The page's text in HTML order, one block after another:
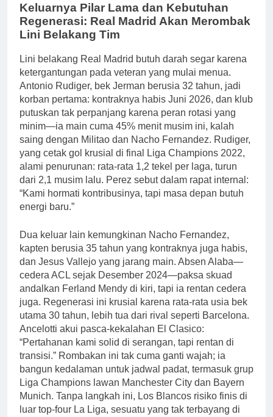
Keluarnya Pilar Lama dan Kebutuhan
Regenerasi: Real Madrid Akan Merombak
Lini Belakang Tim
Lini belakang Real Madrid butuh darah segar karena
ketergantungan pada veteran yang mulai menua.
Antonio Rudiger, bek Jerman berusia 32 tahun, jadi
korban pertama: kontraknya habis Juni 2026, dan klub
putuskan tak perpanjang karena peran rotasi yang
minim—ia main cuma 45% menit musim ini, kalah
saing dengan Militao dan Nacho Fernandez. Rudiger,
yang cetak gol krusial di final Liga Champions 2022,
alami penurunan: rata-rata 1,2 tekel per laga, turun
dari 2,1 musim lalu. Perez sebut dalam rapat internal:
“Kami hormati kontribusinya, tapi masa depan butuh
energi baru.”
Dua keluar lain kemungkinan Nacho Fernandez,
kapten berusia 35 tahun yang kontraknya juga habis,
dan Jesus Vallejo yang jarang main. Absen Alaba—
cedera ACL sejak Desember 2024—paksa skuad
andalkan Ferland Mendy di kiri, tapi ia rentan cedera
juga. Regenerasi ini krusial karena rata-rata usia bek
utama 30 tahun, lebih tua dari rival seperti Barcelona.
Ancelotti akui pasca-kekalahan El Clasico:
“Pertahanan kami solid di serangan, tapi rentan di
transisi.” Rombakan ini tak cuma ganti wajah; ia
bangun kedalaman untuk jadwal padat, termasuk grup
Liga Champions lawan Manchester City dan Bayern
Munich. Tanpa langkah ini, Los Blancos risiko finis di
luar top-four La Liga, sesuatu yang tak terbayang di